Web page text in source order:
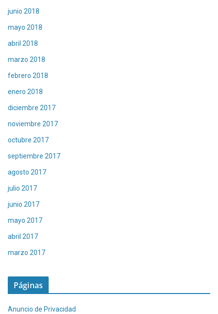
junio 2018
mayo 2018
abril 2018
marzo 2018
febrero 2018
enero 2018
diciembre 2017
noviembre 2017
octubre 2017
septiembre 2017
agosto 2017
julio 2017
junio 2017
mayo 2017
abril 2017
marzo 2017
Páginas
Anuncio de Privacidad